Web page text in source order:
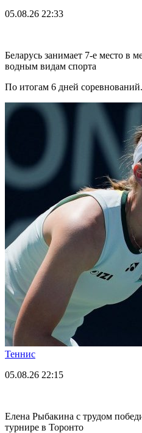
05.08.26 22:33
Беларусь занимает 7-е место в
водным видам спорта
По итогам 6 дней соревнований.
Теннис
05.08.26 22:15
Елена Рыбакина с трудом
турнире в Торонто